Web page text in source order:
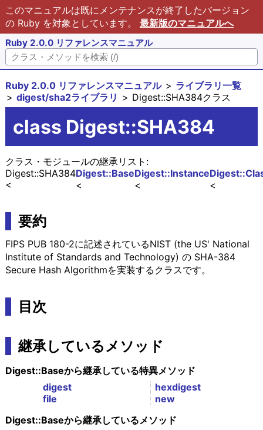
このマニュアルは既にメンテナンスが終了したバージョン
の Ruby を対象としています。 最新版のマニュアルへ
Ruby 2.0.0 リファレンスマニュアル
Ruby 2.0.0 リファレンスマニュアル
ライブラリ一覧
digest/sha2ライブラリ
Digest::SHA384クラス
class Digest::SHA384
クラス・モジュールの継承リスト:
Digest::Instance
Digest::Base
Digest::SHA384
要約
FIPS PUB 180-2に記述されているNIST (the US' National
Institute of Standards and Technology) の SHA-384
Secure Hash Algorithmを実装するクラスです。
目次
継承しているメソッド
Digest::Baseから継承している特異メソッド
digest
file
hexdigest
new
Digest::Baseから継承しているメソッド